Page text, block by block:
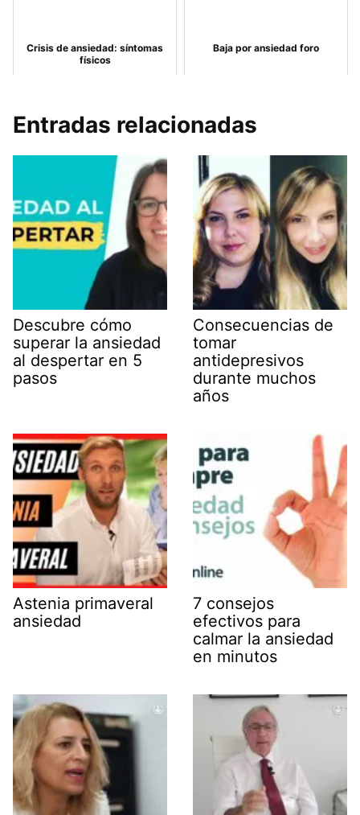
Crisis de ansiedad: síntomas
físicos
Baja por ansiedad foro
Entradas relacionadas
Descubre cómo
superar la ansiedad
al despertar en 5
pasos
Consecuencias de
tomar
antidepresivos
durante muchos
años
Astenia primaveral
ansiedad
7 consejos
efectivos para
calmar la ansiedad
en minutos